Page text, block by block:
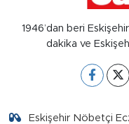
1946’dan beri
dakika ve
Eskişehir Nöbetçi